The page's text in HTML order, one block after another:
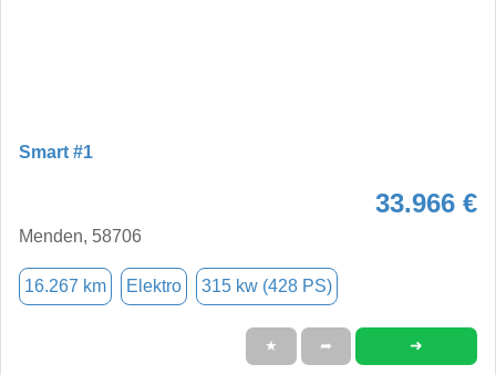
Smart #1
33.966 €
Menden, 58706
16.267 km Elektro 315 kw (428 PS)
★ ➦ ➜